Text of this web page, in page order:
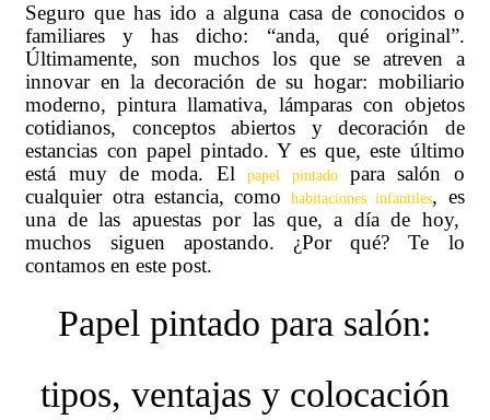
Seguro que has ido a alguna casa de conocidos o
familiares y has dicho: “anda, qué original”.
Últimamente, son muchos los que se atreven a
innovar en la decoración de su hogar: mobiliario
moderno, pintura llamativa, lámparas con objetos
cotidianos, conceptos abiertos y decoración de
estancias con papel pintado. Y es que, este último
está muy de moda. Elpapel pintadopara salón o
cualquier otra estancia, comohabitaciones infantiles, es
una de las apuestas por las que, a día de hoy,
muchos siguen apostando. ¿Por qué? Te lo
contamos en este post.
Papel pintado para salón:
tipos, ventajas y colocación